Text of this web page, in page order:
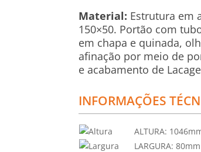
Material: Estrutura em
150×50. Portão com
em chapa e quinada,
afinação por meio de
e acabamento de
INFORMAÇÕES
ALTURA:
LARGURA: 80mm